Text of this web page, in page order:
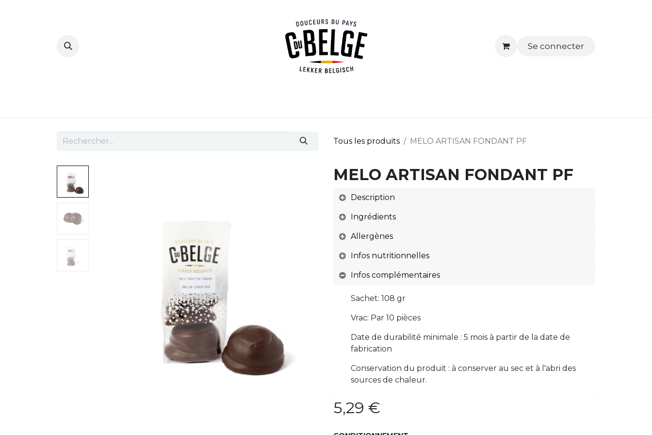
Se connecter
Tous les produits MELO ARTISAN FONDANT PF
MELO ARTISAN FONDANT PF
Description
Ingrédients
Allergènes
Infos nutritionnelles
Infos complémentaires
Sachet: 108 gr
Vrac: Par 10 pièces
Date de durabilité minimale : 5 mois à partir de la date de
fabrication
Conservation du produit : à conserver au sec et à l'abri des
sources de chaleur.
5,29 €